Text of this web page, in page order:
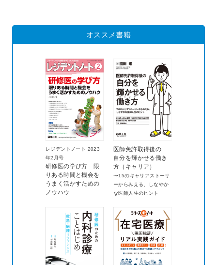
レジデントノート 2023
年2月号
研修医の学び方 限
りある時間と機会を
うまく活かすための
ノウハウ
医師免許取得後の
自分を輝かせる働き
方（キャリア）
〜15のキャリアストーリ
ーからみえる、しなやか
な医師人生のヒント